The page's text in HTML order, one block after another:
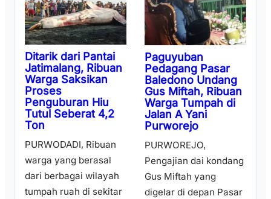
Ditarik dari Pantai
Jatimalang, Ribuan
Warga Saksikan
Proses
Penguburan Hiu
Tutul Seberat 4,2
Ton
PURWODADI, Ribuan
warga yang berasal
dari berbagai wilayah
tumpah ruah di sekitar
Paguyuban
Pedagang Pasar
Baledono Undang
Gus Miftah, Ribuan
Warga Tumpah di
Jalan A Yani
Purworejo
PURWOREJO,
Pengajian dai kondang
Gus Miftah yang
digelar di depan Pasar